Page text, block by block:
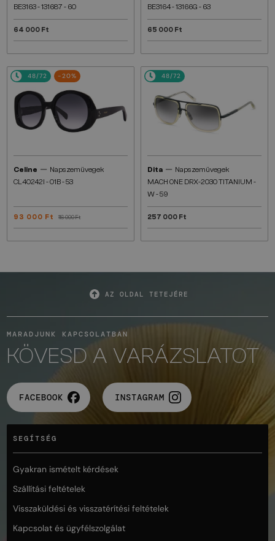
BE3163 - 131687 - 60
64 000 Ft
BE3164 - 13166G - 63
65 000 Ft
48/72 -20%
Celine — Napszemüvegek
CL40242I - 01B - 53
93 000 Ft 116 000 Ft
48/72
Dita — Napszemüvegek
MACH ONE DRX-2030 TITANIUM -
W - 59
257 000 Ft
AZ OLDAL TETEJÉRE
MARADJUNK KAPCSOLATBAN
KÖVESD A VARÁZSLATOT
FACEBOOK INSTAGRAM
SEGÍTSÉG
Gyakran ismételt kérdések
Szállítási feltételek
Visszaküldési és visszatérítési feltételek
Kapcsolat és ügyfélszolgálat